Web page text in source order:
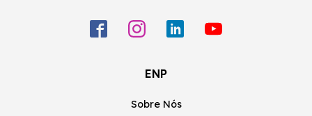
ENP
Sobre Nós